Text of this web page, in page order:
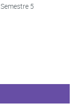
Semestre 5